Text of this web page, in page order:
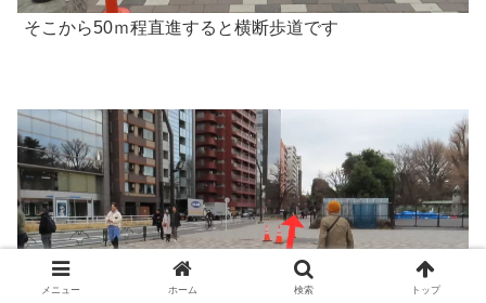
そこから50ｍ程直進すると横断歩道です
メニュー ホーム 検索 トップ